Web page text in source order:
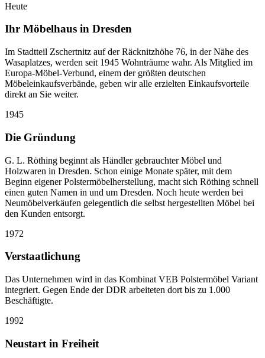
Heute
Ihr Möbelhaus in Dresden
Im Stadtteil Zschertnitz auf der Räcknitzhöhe 76, in der Nähe des
Wasaplatzes, werden seit 1945 Wohnträume wahr. Als Mitglied im
Europa-Möbel-Verbund, einem der größten deutschen
Möbeleinkaufsverbände, geben wir alle erzielten Einkaufsvorteile
direkt an Sie weiter.
1945
Die Gründung
G. L. Röthing beginnt als Händler gebrauchter Möbel und
Holzwaren in Dresden. Schon einige Monate später, mit dem
Beginn eigener Polstermöbelherstellung, macht sich Röthing schnell
einen guten Namen in und um Dresden. Noch heute werden bei
Neumöbelverkäufen gelegentlich die selbst hergestellten Möbel bei
den Kunden entsorgt.
1972
Verstaatlichung
Das Unternehmen wird in das Kombinat VEB Polstermöbel Variant
integriert. Gegen Ende der DDR arbeiteten dort bis zu 1.000
Beschäftigte.
1992
Neustart in Freiheit